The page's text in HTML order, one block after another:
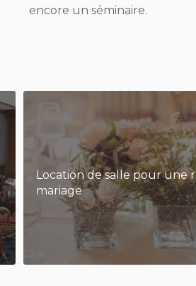
encore un séminaire.
Location de salle pour une
mariage